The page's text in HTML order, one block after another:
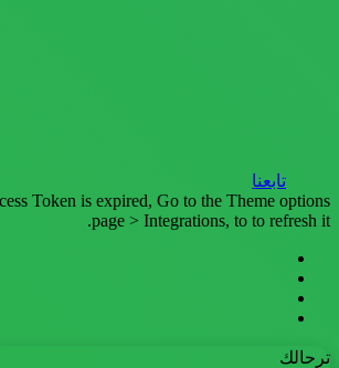
تابعنا
Token is expired, Go to the Theme options
page > Integrations, to to refresh it.
ترحالك